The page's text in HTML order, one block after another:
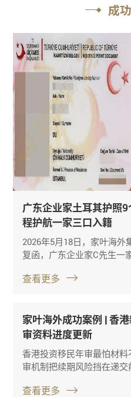
成
广东企业家土耳其护照
程护航一家三口入籍
2026年5月18日，家叶海外
复函，广东企业家C先生一
查看更多
家叶海外成功案例 | 香
审资料进度更新
香港投资移民年审最怕材
审机制把续期风险挡在递交
查看更多